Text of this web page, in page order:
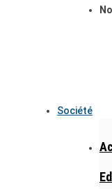
Société